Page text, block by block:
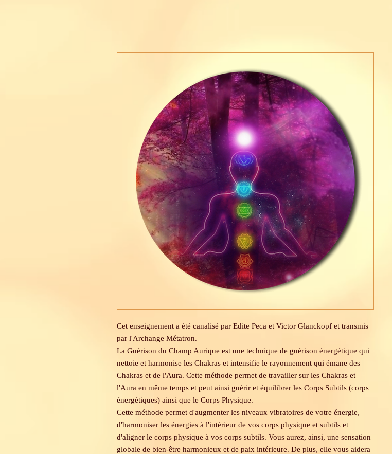
Cet enseignement a été canalisé par Edite Peca et Victor Glanckopf et transmis
par l'Archange Métatron.
La Guérison du Champ Aurique est une technique de guérison énergétique qui
nettoie et harmonise les Chakras et intensifie le rayonnement qui émane des
Chakras et de l'Aura. Cette méthode permet de travailler sur les Chakras et
l'Aura en même temps et peut ainsi guérir et équilibrer les Corps Subtils (corps
énergétiques) ainsi que le Corps Physique.
Cette méthode permet d'augmenter les niveaux vibratoires de votre énergie,
d'harmoniser les énergies à l'intérieur de vos corps physique et subtils et
d'aligner le corps physique à vos corps subtils. Vous aurez, ainsi, une sensation
globale de bien-être harmonieux et de paix intérieure. De plus, elle vous aidera